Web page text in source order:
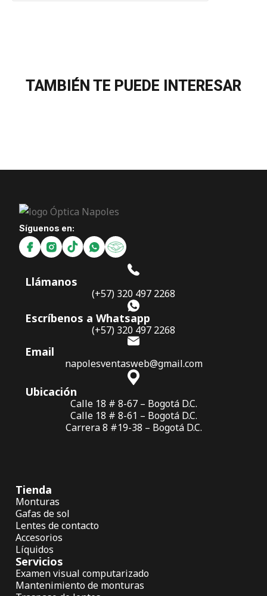
TAMBIÉN TE PUEDE INTERESAR
Síguenos en:
Llámanos
(+57) 320 497 2268
Escríbenos a Whatsapp
(+57) 320 497 2268
Email
napolesventasweb@gmail.com
Ubicación
Calle 18 # 8-67 – Bogotá D.C.
Calle 18 # 8-61 – Bogotá D.C.
Carrera 8 #19-38 – Bogotá D.C.
Tienda
Monturas
Gafas de sol
Lentes de contacto
Accesorios
Líquidos
Servicios
Examen visual computarizado
Mantenimiento de monturas